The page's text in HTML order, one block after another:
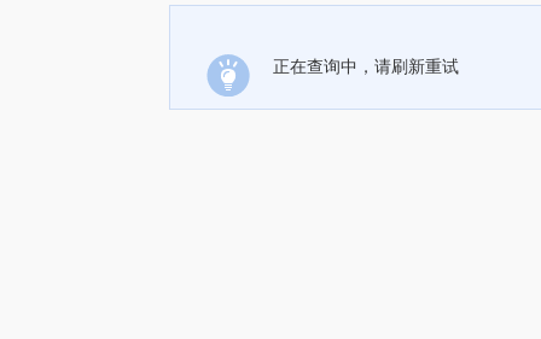
正在查询中，请刷新重试